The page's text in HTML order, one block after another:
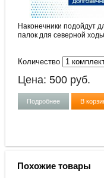
Наконечники подойдут
палок для северной
Количество
Цена:500 руб.
Подробнее В
Похожие товары